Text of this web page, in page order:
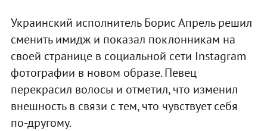
Украинский исполнитель Борис Апрель решил
сменить имидж и показал поклонникам на
своей странице в социальной сети Instagram
фотографии в новом образе. Певец
перекрасил волосы и отметил, что изменил
внешность в связи с тем, что чувствует себя
по-другому.